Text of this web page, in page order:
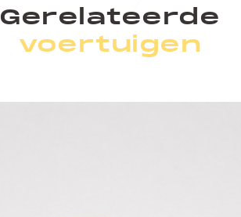
Gerelateerde
voertuigen